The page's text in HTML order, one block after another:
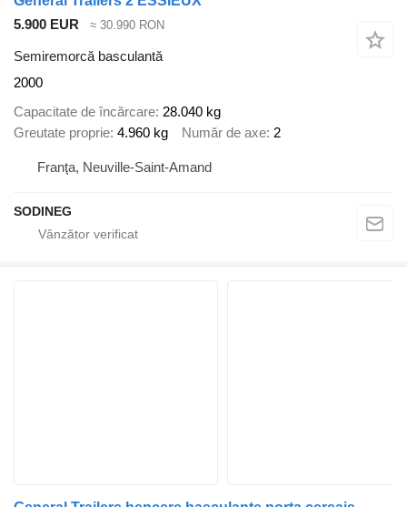
5.900 EUR
≈ 30.990 RON
Semiremorcă basculantă
2000
Capacitate de încărcare 28.040 kg
Greutate proprie 4.960 kg Număr de axe 2
Franţa, Neuville-Saint-Amand
SODINEG